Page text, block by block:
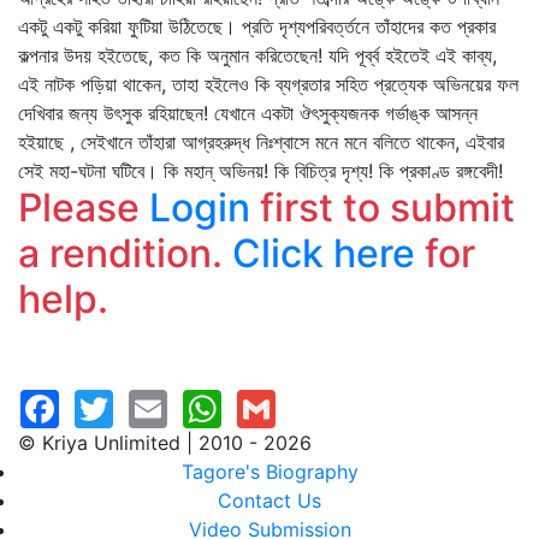
একটু একটু করিয়া ফুটিয়া উঠিতেছে। প্রতি দৃশ্যপরিবর্ত্তনে তাঁহাদের কত প্রকার
কল্পনার উদয় হইতেছে, কত কি অনুমান করিতেছেন! যদি পূর্ব্ব হইতেই এই কাব্য,
এই নাটক পড়িয়া থাকেন, তাহা হইলেও কি ব্যগ্রতার সহিত প্রত্যেক অভিনয়ের ফল
দেখিবার জন্য উৎসুক রহিয়াছেন! যেখানে একটা ঔৎসুক্যজনক গর্ভাঙ্ক আসন্ন
হইয়াছে , সেইখানে তাঁহারা আগ্রহরুদ্ধ নিঃশ্বাসে মনে মনে বলিতে থাকেন, এইবার
সেই মহা-ঘটনা ঘটিবে। কি মহান্‌ অভিনয়! কি বিচিত্র দৃশ্য! কি প্রকাণ্ড রঙ্গবেদী!
Please Login first to submit
a rendition. Click here for
help.
© Kriya Unlimited | 2010 - 2026
Tagore's Biography
Contact Us
Video Submission